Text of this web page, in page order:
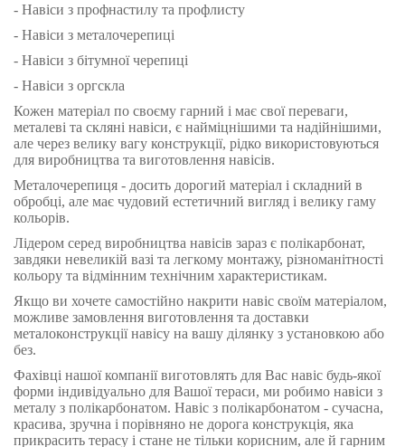
- Навіси з профнастилу та профлисту
- Навіси з металочерепиці
- Навіси з бітумної черепиці
- Навіси з оргскла
Кожен матеріал по своєму гарний і має свої переваги,
металеві та скляні навіси, є найміцнішими та надійнішими,
але через велику вагу конструкції, рідко використовуються
для виробництва та виготовлення навісів.
Металочерепиця - досить дорогий матеріал і складний в
обробці, але має чудовий естетичний вигляд і велику гаму
кольорів.
Лідером серед виробництва навісів зараз є полікарбонат,
завдяки невеликій вазі та легкому монтажу, різноманітності
кольору та відмінним технічним характеристикам.
Якщо ви хочете самостійно накрити навіс своїм матеріалом,
можливе замовлення виготовлення та доставки
металоконструкції навісу на вашу ділянку з установкою або
без.
Фахівці нашої компанії виготовлять для Вас навіс будь-якої
форми індивідуально для Вашої тераси, ми робимо навіси з
металу з полікарбонатом. Навіс з полікарбонатом - сучасна,
красива, зручна і порівняно не дорога конструкція, яка
прикрасить терасу і стане не тільки корисним, але й гарним